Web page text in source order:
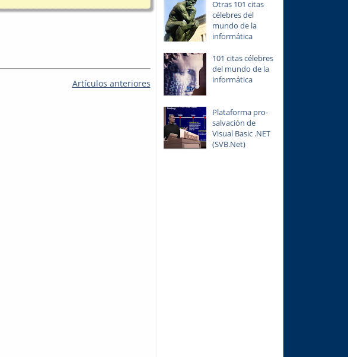
Artículos anteriores
Otras 101 citas
célebres del
mundo de la
informática
101 citas célebres
del mundo de la
informática
Plataforma pro-
salvación de
Visual Basic .NET
(SVB.Net)